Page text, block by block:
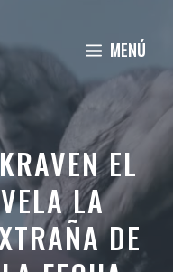
MENÚ
EL
LA
DE